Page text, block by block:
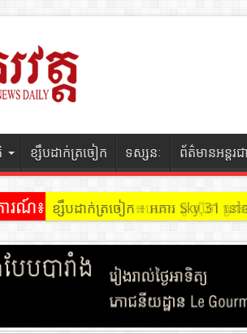
ខ្សឹបដាក់ត្រចៀក ទស្សនៈ ព័ត៌មានអន្តរជ
ារណ៍៖ ខ្សឹបដាក់ត្រចៀក ៖ អគារ Sky 31